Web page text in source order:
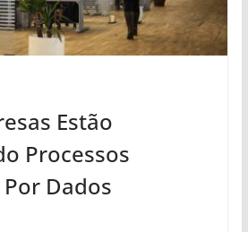
Estão
Processos
Dados